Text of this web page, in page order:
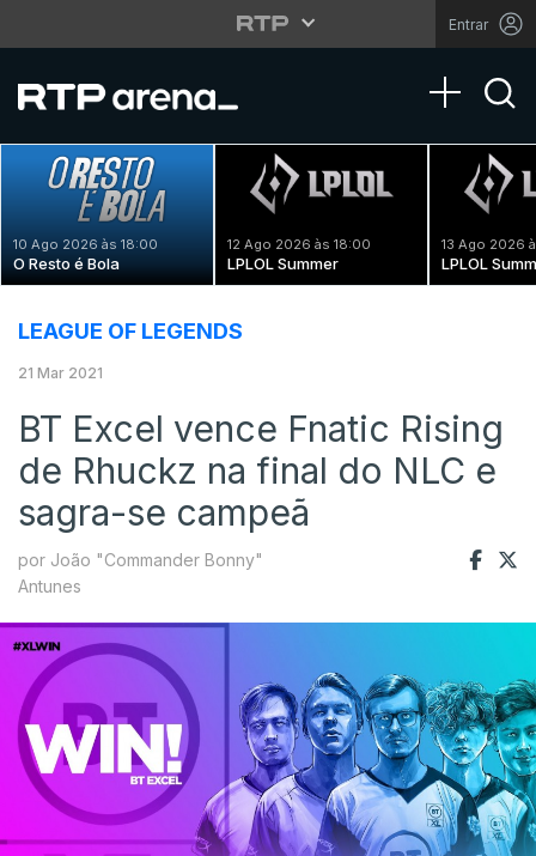
Entrar
Toggle
10 Ago 2026 às 18:00
O Resto é Bola
12 Ago 2026 às 18:00
LPLOL Summer
13 Ago 2026
LPLOL
LEAGUE OF LEGENDS
21 Mar 2021
BT Excel vence Fnatic Rising
de Rhuckz na final do NLC e
sagra-se campeã
por João "Commander Bonny"
Antunes